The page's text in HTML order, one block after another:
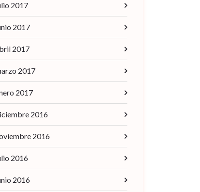
2017
2017
2017
2017
2017
2016
2016
2016
2016